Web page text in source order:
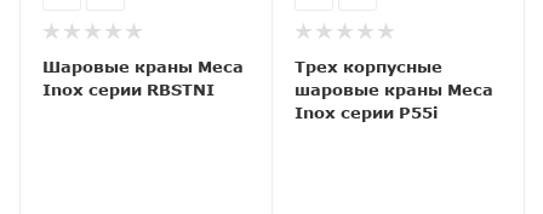
Шаровые краны Meca
Inox серии RBSTNI
Трех корпусные
шаровые краны Meca
Inox серии P55i